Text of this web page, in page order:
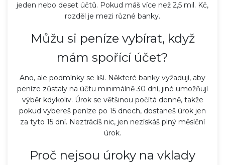
jeden nebo deset účtů. Pokud máš více než 2,5 mil. Kč,
rozděl je mezi různé banky.
Můžu si peníze vybírat, když
mám spořící účet?
Ano, ale podmínky se liší. Některé banky vyžadují, aby
peníze zůstaly na účtu minimálně 30 dní, jiné umožňují
výběr kdykoliv. Úrok se většinou počítá denně, takže
pokud vybereš peníze po 15 dnech, dostaneš úrok jen
za tyto 15 dní. Neztrácíš nic, jen nezískáš plný měsíční
úrok.
Proč nejsou úroky na vklady